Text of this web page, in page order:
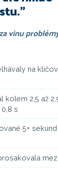
vinu
na
kolem 2,5 až
s
5+